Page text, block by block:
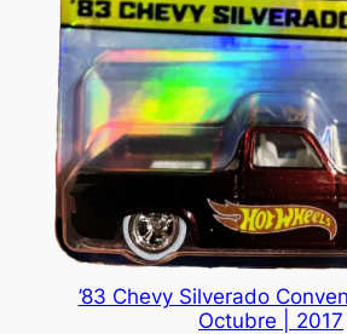
’83 Chevy Silverado
Octubre | 2017